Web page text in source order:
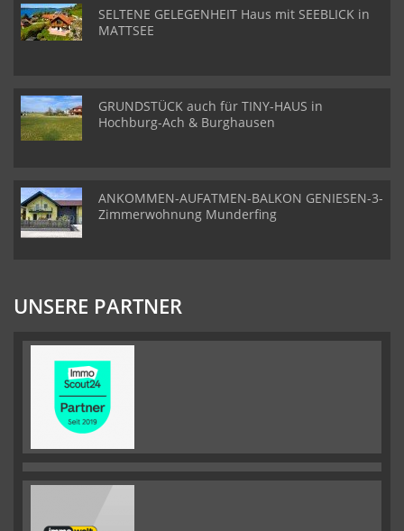
SELTENE GELEGENHEIT Haus mit SEEBLICK in
MATTSEE
GRUNDSTÜCK auch für TINY-HAUS in
Hochburg-Ach & Burghausen
ANKOMMEN-AUFATMEN-BALKON GENIESEN-3-
Zimmerwohnung Munderfing
UNSERE PARTNER